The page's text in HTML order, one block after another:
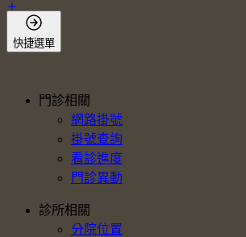
會員登入
快捷選單
門診相關
網路掛號
掛號查詢
看診進度
門診異動
診所相關
分院位置